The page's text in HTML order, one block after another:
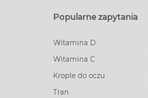
Popularne zapytania
Witamina D
Witamina C
Krople do oczu
Tran